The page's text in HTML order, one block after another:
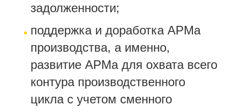
задолженности;
поддержка и доработка АРМа
производства, а именно,
развитие АРМа для охвата всего
контура производственного
цикла с учетом сменного